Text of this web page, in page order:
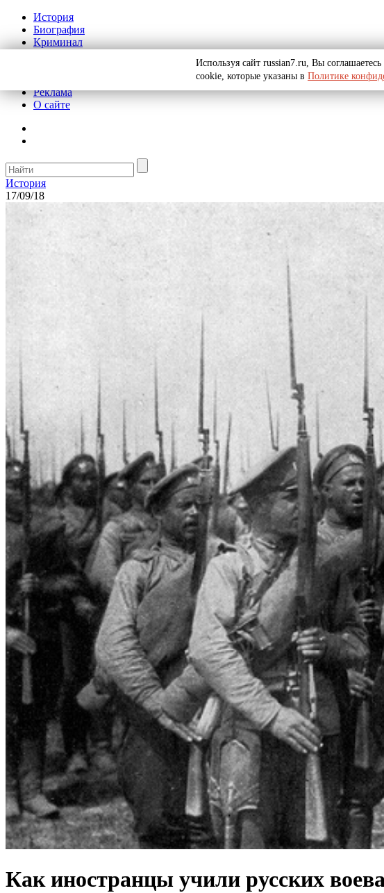
История
Биография
Криминал
Реклама
О сайте
История
17/09/18
Как иностранцы учили русских
Используя сайт russian7.ru, Вы
cookie, которые указаны в Политике